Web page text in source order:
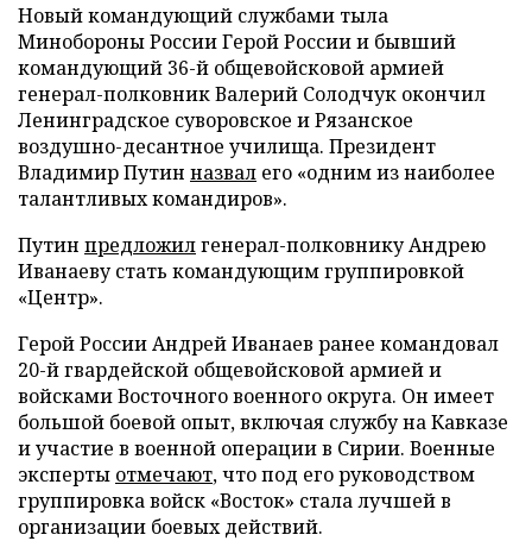
Новый командующий службами тыла
Минобороны России Герой России и бывший
командующий 36-й общевойсковой армией
генерал-полковник Валерий Солодчук окончил
Ленинградское суворовское и Рязанское
воздушно-десантное училища. Президент
Владимир Путин назвал его «одним из наиболее
талантливых командиров».
Путин предложилгенерал-полковнику Андрею
Иванаеву стать командующим группировкой
«Центр».
Герой России Андрей Иванаев ранее командовал
20-й гвардейской общевойсковой армией и
войсками Восточного военного округа. Он имеет
большой боевой опыт, включая службу на Кавказе
и участие в военной операции в Сирии. Военные
эксперты отмечают, что под его руководством
группировка войск «Восток» стала лучшей в
организации боевых действий.